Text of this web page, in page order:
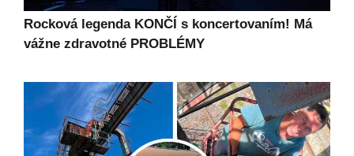
Rocková legenda KONČÍ s koncertovaním! Má
vážne zdravotné PROBLÉMY